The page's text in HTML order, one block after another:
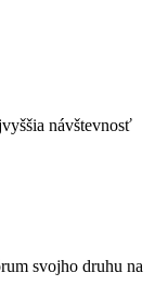
návštevnosť
svojho druhu na